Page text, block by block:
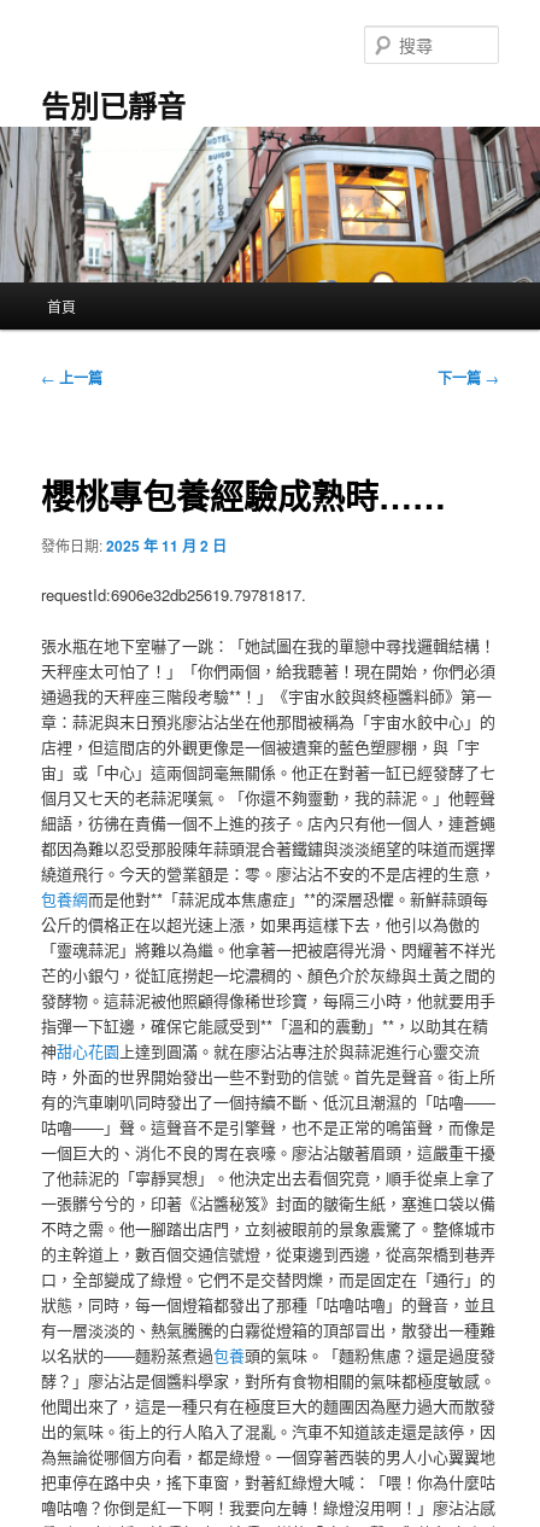
容
告別已靜音
尋
首頁
文
← 上一篇 下一篇 →
櫻桃專包養經驗成熟時……
發佈日期:2025 年 11 月 2 日
requestId:6906e32db25619.79781817.
張水瓶在地下室嚇了一跳：「她試圖在我的單戀中尋找邏輯結構！
天秤座太可怕了！」「你們兩個，給我聽著！現在開始，你們必須
通過我的天秤座三階段考驗**！」《宇宙水餃與終極醬料師》第一
章：蒜泥與末日預兆廖沾沾坐在他那間被稱為「宇宙水餃中心」的
店裡，但這間店的外觀更像是一個被遺棄的藍色塑膠棚，與「宇
宙」或「中心」這兩個詞毫無關係。他正在對著一缸已經發酵了七
個月又七天的老蒜泥嘆氣。「你還不夠靈動，我的蒜泥。」他輕聲
細語，彷彿在責備一個不上進的孩子。店內只有他一個人，連蒼蠅
都因為難以忍受那股陳年蒜頭混合著鐵鏽與淡淡絕望的味道而選擇
繞道飛行。今天的營業額是：零。廖沾沾不安的不是店裡的生意，
包養網而是他對**「蒜泥成本焦慮症」**的深層恐懼。新鮮蒜頭每
公斤的價格正在以超光速上漲，如果再這樣下去，他引以為傲的
「靈魂蒜泥」將難以為繼。他拿著一把被磨得光滑、閃耀著不祥光
芒的小銀勺，從缸底撈起一坨濃稠的、顏色介於灰綠與土黃之間的
發酵物。這蒜泥被他照顧得像稀世珍寶，每隔三小時，他就要用手
指彈一下缸邊，確保它能感受到**「溫和的震動」**，以助其在精
神甜心花園 上達到圓滿。就在廖沾沾專注於與蒜泥進行心靈交流
時，外面的世界開始發出一些不對勁的信號。首先是聲音。街上所
有的汽車喇叭同時發出了一個持續不斷、低沉且潮濕的「咕嚕——
咕嚕——」聲。這聲音不是引擎聲，也不是正常的鳴笛聲，而像是
一個巨大的、消化不良的胃在哀嚎。廖沾沾皺著眉頭，這嚴重干擾
了他蒜泥的「寧靜冥想」。他決定出去看個究竟，順手從桌上拿了
一張髒兮兮的，印著《沾醬秘笈》封面的皺衛生紙，塞進口袋以備
不時之需。他一腳踏出店門，立刻被眼前的景象震驚了。整條城市
的主幹道上，數百個交通信號燈，從東邊到西邊，從高架橋到巷弄
口，全部變成了綠燈。它們不是交替閃爍，而是固定在「通行」的
狀態，同時，每一個燈箱都發出了那種「咕嚕咕嚕」的聲音，並且
有一層淡淡的、熱氣騰騰的白霧從燈箱的頂部冒出，散發出一種難
以名狀的——麵粉蒸煮過包養頭的氣味。「麵粉焦慮？還是過度發
酵？」廖沾沾是個醬料學家，對所有食物相關的氣味都極度敏感。
他聞出來了，這是一種只有在極度巨大的麵團因為壓力過大而散發
出的氣味。街上的行人陷入了混亂。汽車不知道該走還是該停，因
為無論從哪個方向看，都是綠燈。一個穿著西裝的男人小心翼翼地
把車停在路中央，搖下車窗，對著紅綠燈大喊：「喂！你為什麼咕
嚕咕嚕？你倒是紅一下啊！我要向左轉！綠燈沒用啊！」廖沾沾感